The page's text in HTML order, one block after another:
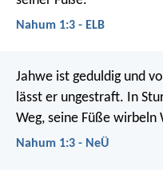
Nahum 1:3 - ELB
Jahwe ist geduldig und
lässt er ungestraft. In
Weg, seine Füße wirbeln
Nahum 1:3 - NeÜ